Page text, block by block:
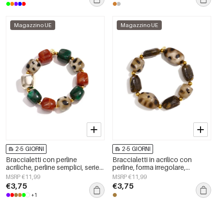
Magazzino UE
2-5 GIORNI
Braccialetti con perline
acriliche, perline semplici, serie
Simple Daily, gioielli da donna
MSRP €11,99
€3,75
+1
Magazzino UE
2-5 GIORNI
Braccialetti in acrilico con
perline, forma irregolare,
semplici, per tutti i giorni, serie
Simple, gioielli da donna
MSRP €11,99
€3,75